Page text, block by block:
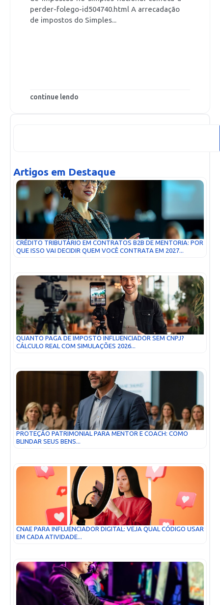
perder-folego-id504740.html A arrecadação
de impostos do Simples...
continue lendo
Artigos em Destaque
CRÉDITO TRIBUTÁRIO EM CONTRATOS B2B DE MENTORIA: POR
QUE ISSO VAI DECIDIR QUEM VOCÊ CONTRATA EM 2027...
QUANTO PAGA DE IMPOSTO INFLUENCIADOR SEM CNPJ?
CÁLCULO REAL COM SIMULAÇÕES 2026...
PROTEÇÃO PATRIMONIAL PARA MENTOR E COACH: COMO
BLINDAR SEUS BENS...
CNAE PARA INFLUENCIADOR DIGITAL: VEJA QUAL CÓDIGO USAR
EM CADA ATIVIDADE...